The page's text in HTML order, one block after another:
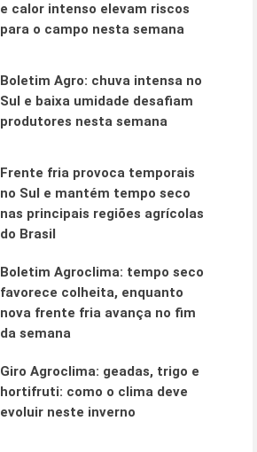
e calor intenso elevam riscos
para o campo nesta semana
Boletim Agro: chuva intensa no
Sul e baixa umidade desafiam
produtores nesta semana
Frente fria provoca temporais
no Sul e mantém tempo seco
nas principais regiões agrícolas
do Brasil
Boletim Agroclima: tempo seco
favorece colheita, enquanto
nova frente fria avança no fim
da semana
Giro Agroclima: geadas, trigo e
hortifruti: como o clima deve
evoluir neste inverno